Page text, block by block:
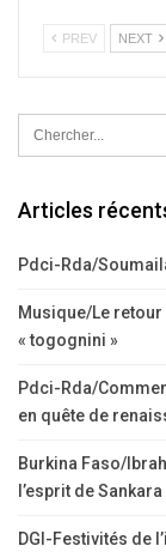
PREV NEXT
Articles
Pdci-Rda/
Musique/Le retour
« togognini »
Pdci-Rda/
en quête de
Burkina Faso/
l’esprit de Sankara
DGI-Festivités de